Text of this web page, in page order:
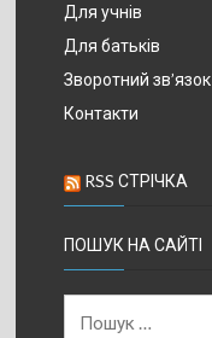
Для учнів
Для батьків
Зворотний зв’язок
Контакти
RSS СТРІЧКА
ПОШУК НА САЙТІ